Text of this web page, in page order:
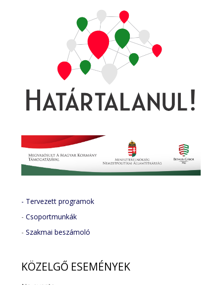
- Tervezett programok
-Csoportmunkák
-Szakmai beszámoló
KÖZELGŐ ESEMÉNYEK